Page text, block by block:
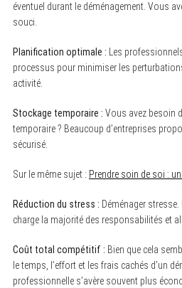
éventuel durant le déménagement. Vous
souci.
Planification optimale : Les
processus pour minimiser les
activité.
Stockage temporaire : Vous avez besoin
temporaire ? Beaucoup d’entreprises
sécurisé.
Sur le même sujet : Prendre soin de soi :
Réduction du stress : Déménager
charge la majorité des responsabilités et
Coût total compétitif : Bien que cela
le temps, l’effort et les frais cachés d’un
professionnelle s’avère souvent plus
o